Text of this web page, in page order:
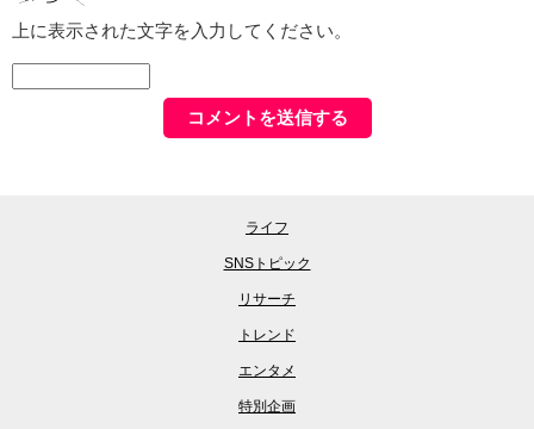
上に表示された文字を入力してください。
ライフ
SNSトピック
リサーチ
トレンド
エンタメ
特別企画